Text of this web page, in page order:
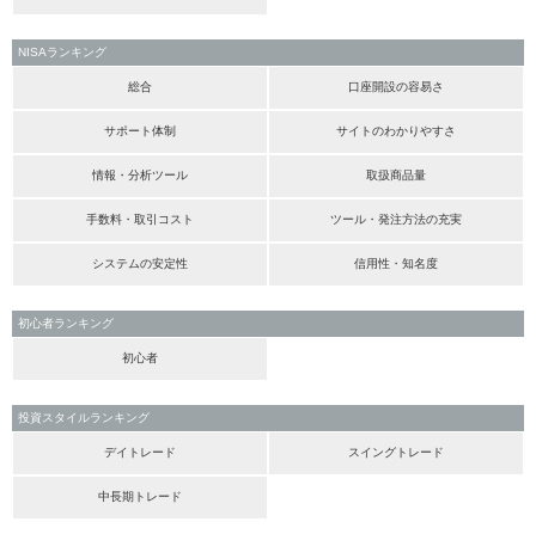
NISAランキング
総合 口座開設の容易さ
サポート体制 サイトのわかりやすさ
情報・分析ツール 取扱商品量
手数料・取引コスト ツール・発注方法の充実
システムの安定性 信用性・知名度
初心者ランキング
初心者
投資スタイルランキング
デイトレード スイングトレード
中長期トレード